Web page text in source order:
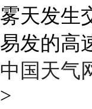
雾天发生
易发的高
中国天气
>